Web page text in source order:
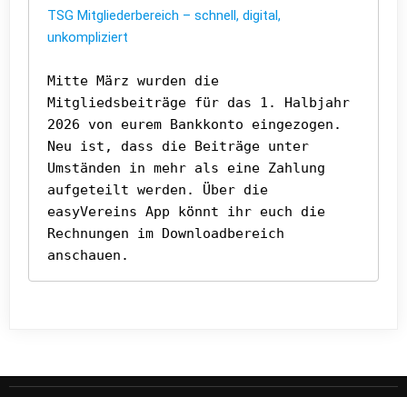
TSG Mitgliederbereich – schnell, digital,
unkompliziert
Mitte März wurden die
Mitgliedsbeiträge für das 1. Halbjahr
2026 von eurem Bankkonto eingezogen.
Neu ist, dass die Beiträge unter
Umständen in mehr als eine Zahlung
aufgeteilt werden. Über die
easyVereins App könnt ihr euch die
Rechnungen im Downloadbereich
anschauen.